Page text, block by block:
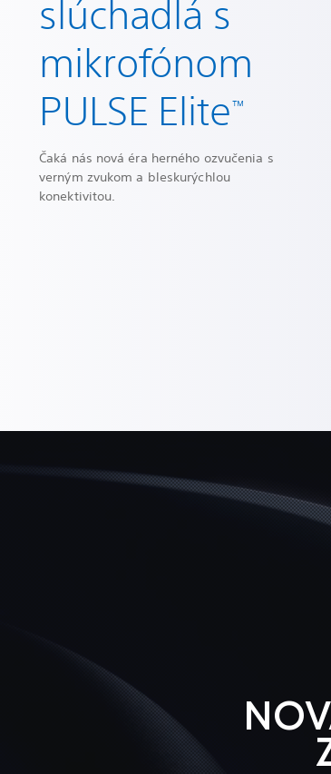
slúchadlá s
mikrofónom
PULSE Elite™
Čaká nás nová éra herného ozvučenia s
verným zvukom a bleskurýchlou
konektivitou.